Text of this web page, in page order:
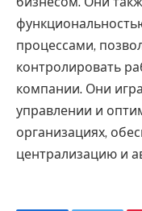
процессами,
контролировать
компании. Они
управлении и
организациях,
централизацию и